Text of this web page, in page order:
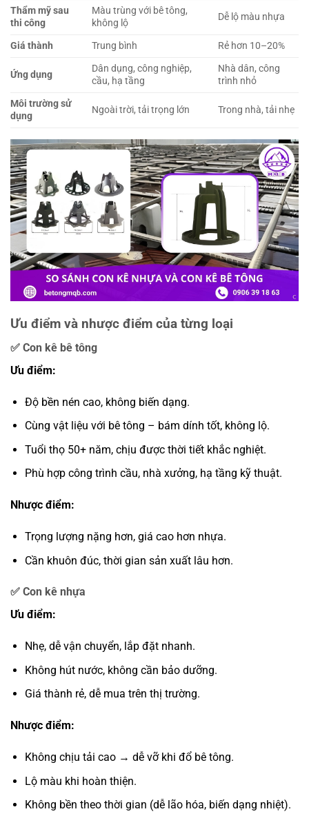
Thẩm mỹ sau
thi công
Màu trùng với bê tông,
không lộ
Dễ lộ màu nhựa
Giá thành Trung bình Rẻ hơn 10–20%
Ứng dụng
Dân dụng, công nghiệp,
cầu, hạ tầng
Nhà dân, công
trình nhỏ
Môi trường sử
dụng
Ngoài trời, tải trọng lớn Trong nhà, tải nhẹ
Ưu điểm và nhược điểm của từng loại
✅ Con kê bê tông
Ưu điểm:
Độ bền nén cao, không biến dạng.
Cùng vật liệu với bê tông – bám dính tốt, không lộ.
Tuổi thọ 50+ năm, chịu được thời tiết khắc nghiệt.
Phù hợp công trình cầu, nhà xưởng, hạ tầng kỹ thuật.
Nhược điểm:
Trọng lượng nặng hơn, giá cao hơn nhựa.
Cần khuôn đúc, thời gian sản xuất lâu hơn.
✅ Con kê nhựa
Ưu điểm:
Nhẹ, dễ vận chuyển, lắp đặt nhanh.
Không hút nước, không cần bảo dưỡng.
Giá thành rẻ, dễ mua trên thị trường.
Nhược điểm:
Không chịu tải cao → dễ vỡ khi đổ bê tông.
Lộ màu khi hoàn thiện.
Không bền theo thời gian (dễ lão hóa, biến dạng nhiệt).